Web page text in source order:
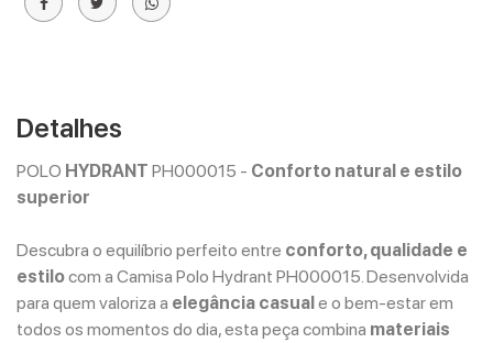
Detalhes
POLO HYDRANT PH000015 - Conforto natural e estilo
superior
Descubra o equilíbrio perfeito entre conforto, qualidade e
estilocom a Camisa Polo Hydrant PH000015. Desenvolvida
para quem valoriza a elegância casuale o bem-estar em
todos os momentos do dia, esta peça combina materiais